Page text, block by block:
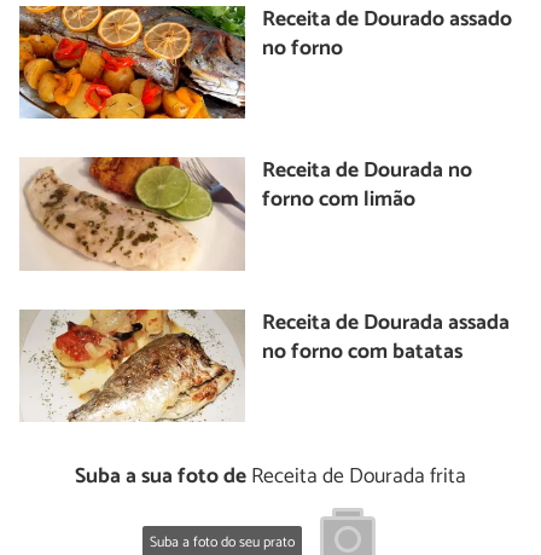
Receita de Dourado assado
no forno
Receita de Dourada no
forno com limão
Receita de Dourada assada
no forno com batatas
Suba a sua foto deReceita de Dourada frita
Suba a foto do seu prato